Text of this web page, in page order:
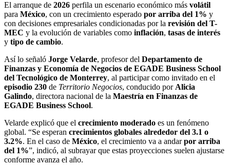
El arranque de 2026 perfila un escenario económico más volátil
para México, con un crecimiento esperado por arriba del 1% y
con decisiones empresariales condicionadas por la revisión del T-
MEC y la evolución de variables como inflación, tasas de interés
y tipo de cambio.
Así lo señaló Jorge Velarde, profesor del Departamento de
Finanzas y Economía de Negocios de EGADE Business School
del Tecnológico de Monterrey, al participar como invitado en el
episodio 230 de Territorio Negocios, conducido porAlicia
Galindo, directora nacional de la Maestría en Finanzas de
EGADE Business School.
Velarde explicó que el crecimiento moderado es un fenómeno
global. “Se esperan crecimientos globales alrededor del 3.1 o
3.2%. En el caso de México, el crecimiento va a andarpor arriba
del 1%”, indicó, al subrayar que estas proyecciones suelen ajustarse
conforme avanza el año.